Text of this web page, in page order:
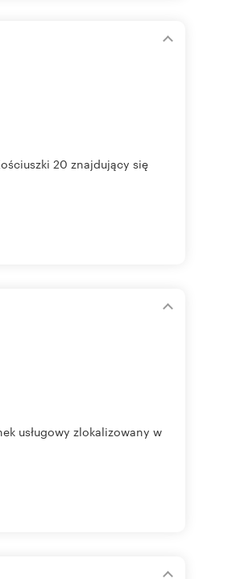
20 znajdujący się
usługowy zlokalizowany w